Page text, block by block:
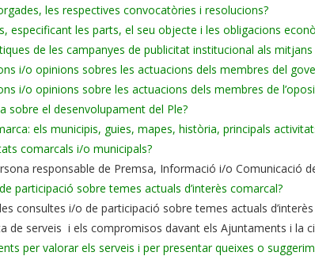
les respectives convocatòries i resolucions?
especificant les parts, el seu objecte i les obligacions
de les campanyes de publicitat institucional als
i/o opinions sobres les actuacions dels membres del
i/o opinions sobre les actuacions dels membres de
sobre el desenvolupament del Ple?
els municipis, guies, mapes, història, principals
comarcals i/o municipals?
responsable de Premsa, Informació i/o Comunicació
participació sobre temes actuals d’interès comarcal?
consultes i/o de participació sobre temes actuals
de serveis i els compromisos davant els Ajuntaments i la
per valorar els serveis i per presentar queixes o